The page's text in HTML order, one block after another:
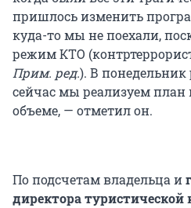
пришлось изменить
куда-то мы не поехали,
режим КТО
Прим. ред.). В
сейчас мы реализуем план
объеме, — отметил он.
По подсчетам владельца и
директора